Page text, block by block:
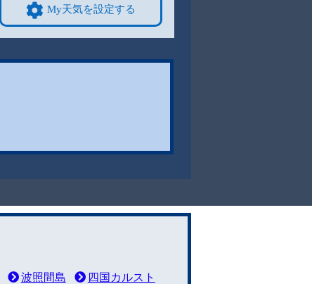
My天気を設定する
波照間島 四国カルスト